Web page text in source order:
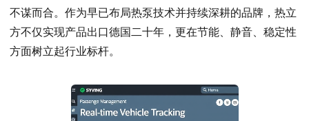
不谋而合。作为早已布局热泵技术并持续深耕的品牌，热立
方不仅实现产品出口德国二十年，更在节能、静音、稳定性
方面树立起行业标杆。